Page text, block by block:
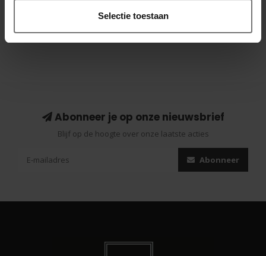
Selectie toestaan
Abonneer je op onze nieuwsbrief
Blijf op de hoogte over onze laatste acties
Abonneer